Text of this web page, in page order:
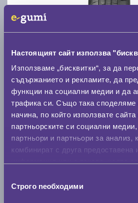
Настоящият сайт използва
Използваме „бисквитки“, за да
съдържанието и рекламите, да
функции на социални медии и да
трафика си. Също така
начина, по който използвате сайта
партньорските си социални
партньори и партньори за анализ,
комбинират с друга предоставена
наСтрого nеобходими
Летни гуми LINGLONG
Налични над